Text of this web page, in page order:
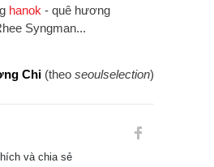
hanok - quê hương
Syngman...
Chi (theo seoulselection)
và chia sẻ